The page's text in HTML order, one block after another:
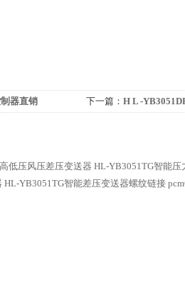
器直销 下一篇： H L -
低压风压差压变送器 HL-YB3051TG智能
HL-YB3051TG智能差压变送器螺纹链接